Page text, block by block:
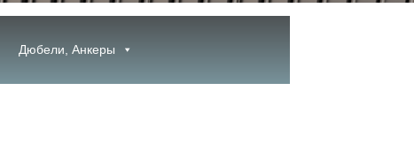
Дюбели, Анкеры